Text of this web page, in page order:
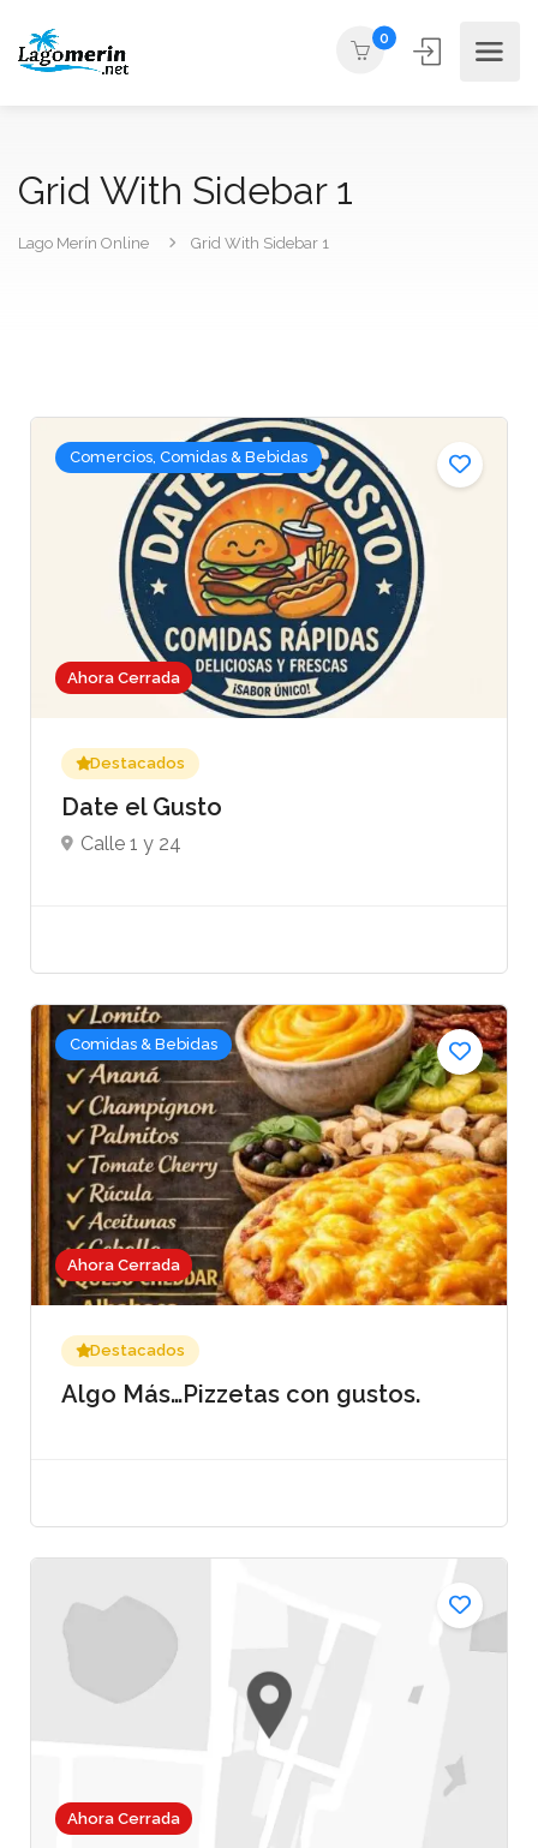
0
Grid With Sidebar 1
Lago Merín Online Grid With Sidebar 1
Ahora Cerrada
Comercios, Comidas & Bebidas
Destacados
Date el Gusto
Calle 1 y 24
Ahora Cerrada
Comidas & Bebidas
Destacados
Algo Más…Pizzetas con gustos.
Ahora Cerrada